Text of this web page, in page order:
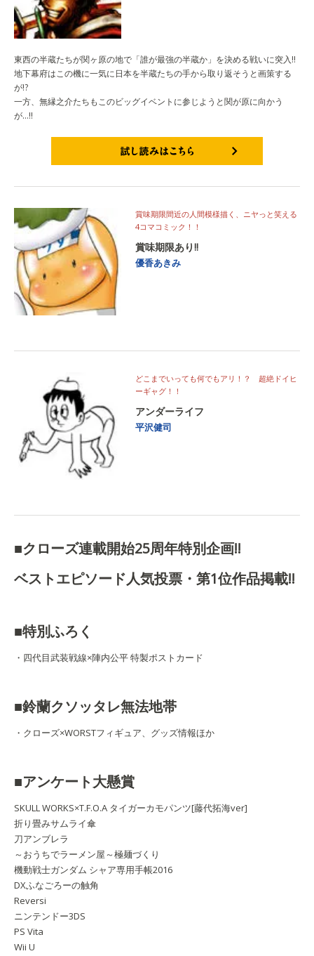
東西の半蔵たちが関ヶ原の地で「誰が最強の半蔵か」を決める戦いに突入!!
地下幕府はこの機に一気に日本を半蔵たちの手から取り返そうと画策する
が!?
一方、無縁之介たちもこのビッグイベントに参じようと関が原に向かう
が…!!
賞味期限間近の人間模様描く、ニヤっと笑える
4コマコミック！！
賞味期限あり!!
優香あきみ
どこまでいっても何でもアリ！？ 超絶ドイヒ
ーギャグ！！
アンダーライフ
平沢健司
■クローズ連載開始25周年特別企画!!
ベストエピソード人気投票・第1位作品掲載!!
■特別ふろく
・四代目武装戦線×陣内公平 特製ポストカード
■鈴蘭クソッタレ無法地帯
・クローズ×WORSTフィギュア、グッズ情報ほか
■アンケート大懸賞
SKULL WORKS×T.F.O.A タイガーカモパンツ[藤代拓海ver]
折り畳みサムライ傘
刀アンブレラ
～おうちでラーメン屋～極麺づくり
機動戦士ガンダム シャア専用手帳2016
DXふなごろーの触角
Reversi
ニンテンドー3DS
PS Vita
Wii U